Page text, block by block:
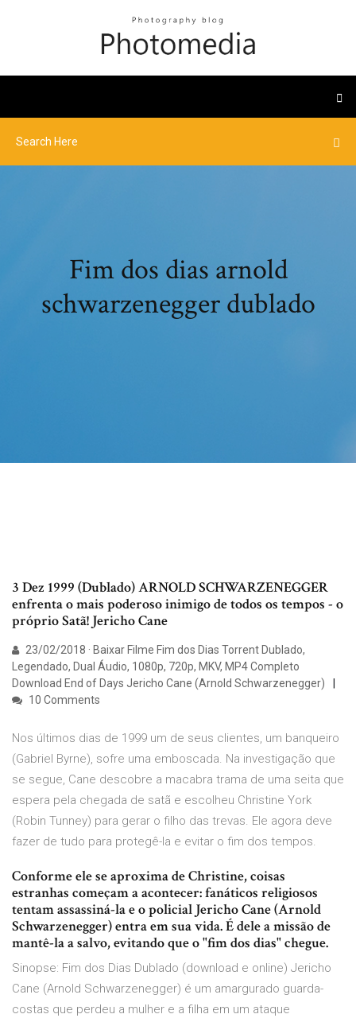
Fim dos dias arnold
schwarzenegger dublado
3 Dez 1999 (Dublado) ARNOLD SCHWARZENEGGER
enfrenta o mais poderoso inimigo de todos os tempos - o
próprio Satã! Jericho Cane
23/02/2018 · Baixar Filme Fim dos Dias Torrent Dublado,
Legendado, Dual Áudio, 1080p, 720p, MKV, MP4 Completo
Download End of Days Jericho Cane (Arnold Schwarzenegger)
10 Comments
Nos últimos dias de 1999 um de seus clientes, um banqueiro
(Gabriel Byrne), sofre uma emboscada. Na investigação que
se segue, Cane descobre a macabra trama de uma seita que
espera pela chegada de satã e escolheu Christine York
(Robin Tunney) para gerar o filho das trevas. Ele agora deve
fazer de tudo para protegê-la e evitar o fim dos tempos.
Conforme ele se aproxima de Christine, coisas
estranhas começam a acontecer: fanáticos religiosos
tentam assassiná-la e o policial Jericho Cane (Arnold
Schwarzenegger) entra em sua vida. É dele a missão de
mantê-la a salvo, evitando que o "fim dos dias" chegue.
Sinopse: Fim dos Dias Dublado (download e online) Jericho
Cane (Arnold Schwarzenegger) é um amargurado guarda-
costas que perdeu a mulher e a filha em um ataque